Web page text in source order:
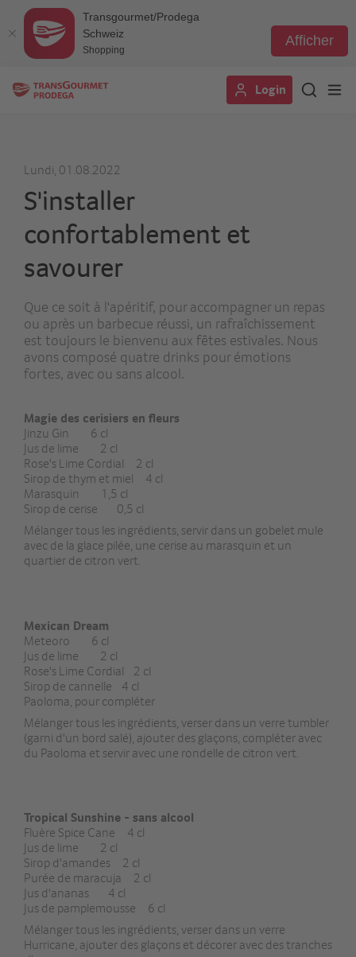
Transgourmet/Prodega
Schweiz
Shopping
Afficher
Login
Lundi, 01.08.2022
S'installer
confortablement et
savourer
Que ce soit à l'apéritif, pour accompagner un repas
ou après un barbecue réussi, un rafraîchissement
est toujours le bienvenu aux fêtes estivales. Nous
avons composé quatre drinks pour émotions
fortes, avec ou sans alcool.
Magie des cerisiers en fleurs
Jinzu Gin 6 cl
Jus de lime 2 cl
Rose's Lime Cordial 2 cl
Sirop de thym et miel 4 cl
Marasquin 1,5 cl
Sirop de cerise 0,5 cl
Mélanger tous les ingrédients, servir dans un gobelet mule
avec de la glace pilée, une cerise au marasquin et un
quartier de citron vert.
Mexican Dream
Meteoro 6 cl
Jus de lime 2 cl
Rose's Lime Cordial 2 cl
Sirop de cannelle 4 cl
Paoloma, pour compléter
Mélanger tous les ingrédients, verser dans un verre tumbler
(garni d'un bord salé), ajouter des glaçons, compléter avec
du Paoloma et servir avec une rondelle de citron vert.
Tropical Sunshine - sans alcool
Fluère Spice Cane 4 cl
Jus de lime 2 cl
Sirop d'amandes 2 cl
Purée de maracuja 2 cl
Jus d'ananas 4 cl
Jus de pamplemousse 6 cl
Mélanger tous les ingrédients, verser dans un verre
Hurricane, ajouter des glaçons et décorer avec des tranches